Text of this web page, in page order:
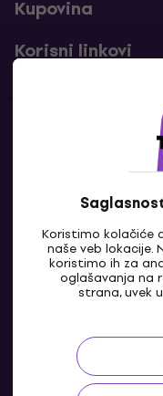
Koristimo kolačiće
naše veb lokacije.
koristimo ih za
oglašavanja na
strana, uvek
Kupovina
Korisni linkovi